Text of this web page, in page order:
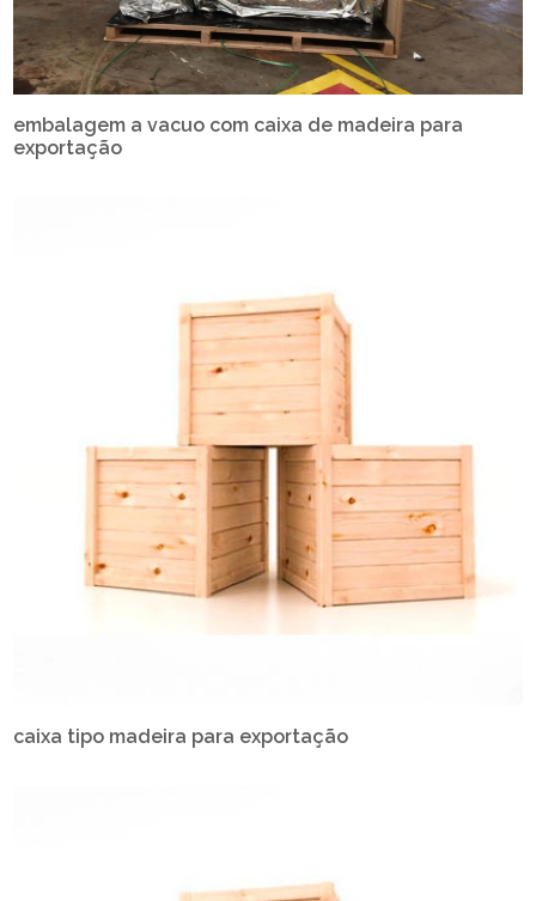
embalagem a vacuo com caixa de madeira para
exportação
caixa tipo madeira para exportação